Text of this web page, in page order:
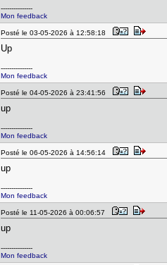
---------------
Mon feedback
Posté le 03-05-2026 à 12:58:18
Up
---------------
Mon feedback
Posté le 04-05-2026 à 23:41:56
up
---------------
Mon feedback
Posté le 06-05-2026 à 14:56:14
up
---------------
Mon feedback
Posté le 11-05-2026 à 00:06:57
up
---------------
Mon feedback